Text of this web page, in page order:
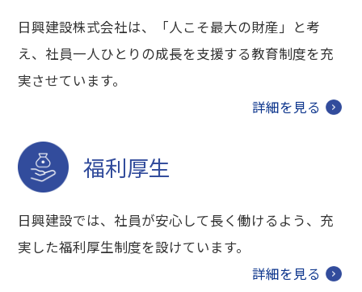
日興建設株式会社は、「人こそ最大の財産」と考
え、社員一人ひとりの成長を支援する教育制度を充
実させています。
詳細を見る
福利厚生
日興建設では、社員が安心して長く働けるよう、充
実した福利厚生制度を設けています。
詳細を見る